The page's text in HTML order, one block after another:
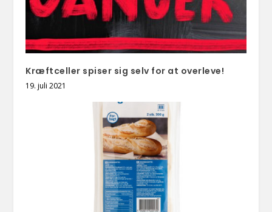
Kræftceller spiser sig selv for at overleve!
19. juli 2021